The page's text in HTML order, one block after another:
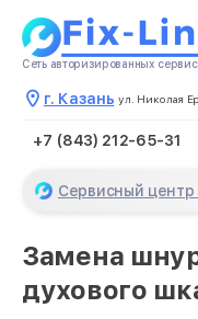
Сеть авторизированных
г. Казань ул. Николая
+7 (843) 212-65-31
Сервисный центр
Замена
духового